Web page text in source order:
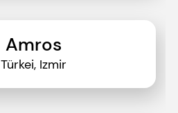
Amros
Türkei, Izmir